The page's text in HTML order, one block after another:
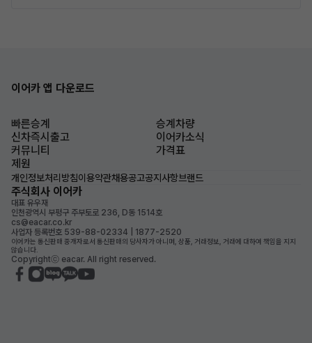
이어카 앱 다운로드
빠른승계
승계차량
신차즉시출고
이어카소식
커뮤니티
가격표
제원
개인정보처리방침이용약관채용공고공지사항브랜드
주식회사 이어카
대표 유우재
인천광역시 부평구 주부토로 236, D동 1514호
cs@eacar.co.kr
사업자 등록번호 539-88-02334 | 1877-2520
이어카는 통신판매 중개자로서 통신판매의 당사자가 아니며, 상품, 거래정보, 거래에 대하여 책임을 지지
않습니다.
Copyrightⓒ eacar. All right reserved.